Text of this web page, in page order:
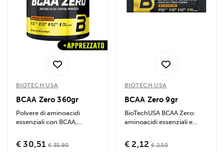
BIOTECH USA
BCAA Zero 360gr
Polvere di aminoacidi
essenziali con BCAA,
Supporta muscoli,...
€ 30,51 € 35,90
BIOTECH USA
BCAA Zero 9gr
BioTechUSA BCAA Zero:
aminoacidi essenziali e
vitamina B6,...
€ 2,12 € 2,50